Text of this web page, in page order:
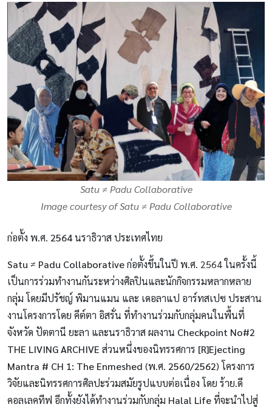
Satu ≠ Padu Collaborative
Image courtesy of Satu ≠ Padu Collaborative
ก่อตั้ง พ.ศ. 2564นราธิวาส ประเทศไทย
Satu ≠ Padu Collaborativeก่อตั้งขึ้นในปี พ.ศ. 2564 ในครั้งนี้
เป็นการร่วมทำงานกันระหว่างศิลปินและนักกิจกรรมหลากหลาย
กลุ่ม โดยมีปรัชญ์ พิมานแมน และ เดอลาแป อาร์ทสเปซ ประสาน
งานโครงการโดย คีต์ตา อิสรั่น ที่ทำงานร่วมกับกลุ่มคนในพื้นที่
จังหวัด ปัตตานี ยะลา และนราธิวาส ผลงาน Checkpoint No#2
THE LIVING ARCHIVE ส่วนหนึ่งของนิทรรศการ [R]Ejecting
Mantra # CH 1: The Enmeshed (พ.ศ. 2560/2562) โครงการ
วิจัยและนิทรรศการศิลปะร่วมสมัยรูปแบบต่อเนื่อง โดย ร้าย.ดี
คอลเลคทีฟ อีกทั้งยังได้ทำงานร่วมกับกลุ่ม Halal Lifeที่จะนำไปสู่